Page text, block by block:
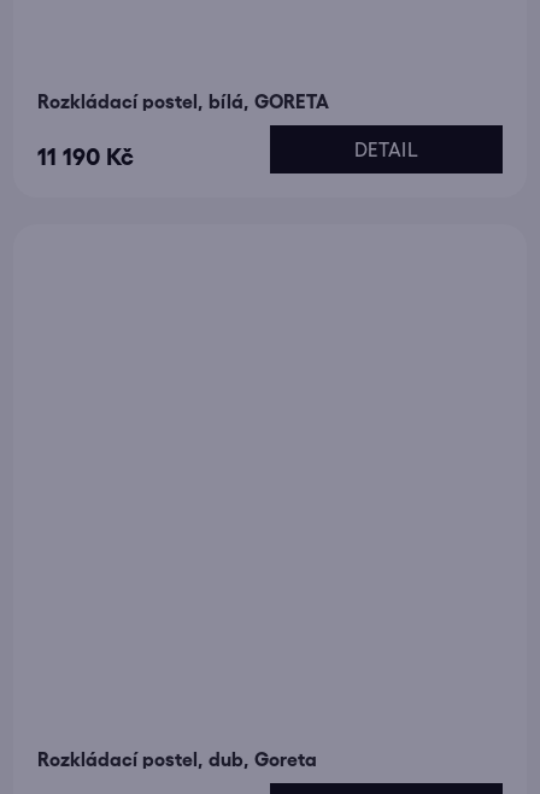
Rozkládací postel, bílá, GORETA
11 190 Kč DETAIL
Rozkládací postel, dub, Goreta